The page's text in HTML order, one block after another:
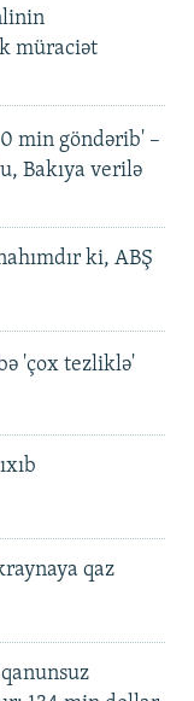
müraciət
min göndərib' –
Bakıya verilə
ki, ABŞ
'çox tezliklə'
qaz